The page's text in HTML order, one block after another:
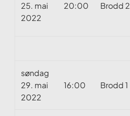
25. mai
2022
20:00 Brodd 2
søndag
29. mai
2022
16:00 Brodd 1